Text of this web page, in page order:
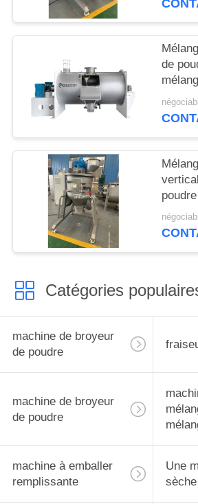
POLICY
de
le
Catégories
machine de broyeur
de poudre
machine de broyeur
de poudre
machine à emballer
remplissante
Une